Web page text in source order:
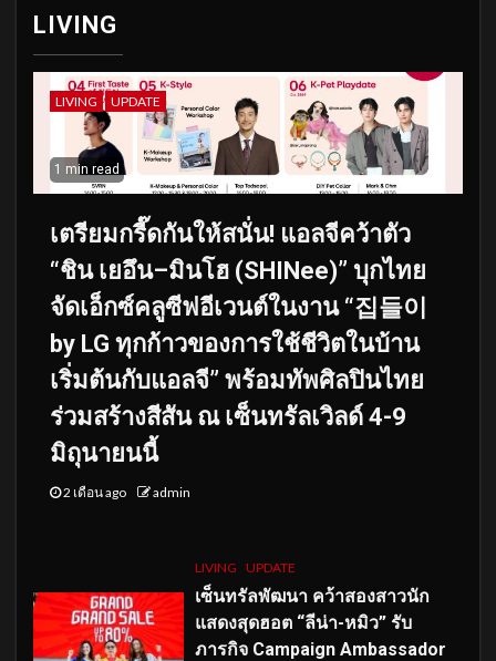
LIVING
LIVING UPDATE
1 min read
เตรียมกรี๊ดกันให้สนั่น! แอลจีคว้าตัว
“ชิน เยอึน–มินโฮ (SHINee)” บุกไทย
จัดเอ็กซ์คลูซีฟอีเวนต์ในงาน “집들이
by LG ทุกก้าวของการใช้ชีวิตในบ้าน
เริ่มต้นกับแอลจี” พร้อมทัพศิลปินไทย
ร่วมสร้างสีสัน ณ เซ็นทรัลเวิลด์ 4-9
มิถุนายนนี้
2 เดือน ago admin
LIVING UPDATE
เซ็นทรัลพัฒนา คว้าสองสาวนัก
แสดงสุดฮอต “ลีน่า-หมิว” รับ
ภารกิจ Campaign Ambassador